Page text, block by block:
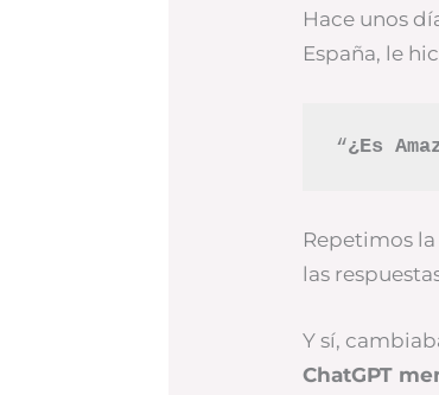
Hace unos
España, le
“¿Es
Repetimos
las
Y sí,
ChatGPT